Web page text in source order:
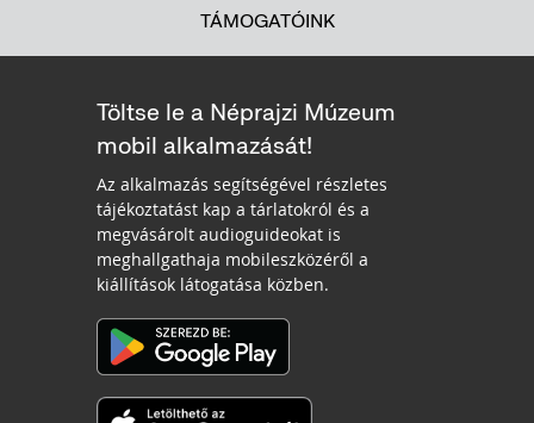
TÁMOGATÓINK
Töltse le a Néprajzi Múzeum
mobil alkalmazását!
Az alkalmazás segítségével részletes
tájékoztatást kap a tárlatokról és a
megvásárolt audioguideokat is
meghallgathaja mobileszközéről a
kiállítások látogatása közben.